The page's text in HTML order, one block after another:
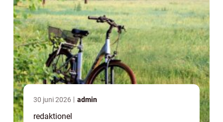
30 juni 2026 admin
redaktionel